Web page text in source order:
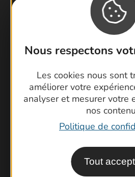
Nous respectons
Les cookies nous sont
améliorer votre
analyser et mesurer votre
nos
Politique de
Tout
Foire aux
Cartoguides et
Latitude